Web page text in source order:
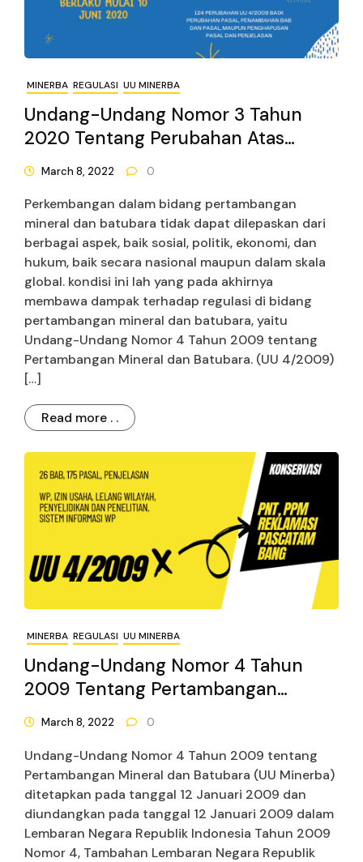
MINERBA REGULASI UU MINERBA
Undang-Undang Nomor 3 Tahun
2020 Tentang Perubahan Atas
Undang-Undang Nomor 4 Tahun
2009 Tentang Pertambangan
Mineral Dan Batubara
March 8, 2022 0
Perkembangan dalam bidang pertambangan
mineral dan batubara tidak dapat dilepaskan dari
berbagai aspek, baik sosial, politik, ekonomi, dan
hukum, baik secara nasional maupun dalam skala
global. kondisi ini lah yang pada akhirnya
membawa dampak terhadap regulasi di bidang
pertambangan mineral dan batubara, yaitu
Undang-Undang Nomor 4 Tahun 2009 tentang
Pertambangan Mineral dan Batubara. (UU 4/2009)
[…]
Read more . .
MINERBA REGULASI UU MINERBA
Undang-Undang Nomor 4 Tahun
2009 Tentang Pertambangan
Mineral Dan Batubara
March 8, 2022 0
Undang-Undang Nomor 4 Tahun 2009 tentang
Pertambangan Mineral dan Batubara (UU Minerba)
ditetapkan pada tanggal 12 Januari 2009 dan
diundangkan pada tanggal 12 Januari 2009 dalam
Lembaran Negara Republik Indonesia Tahun 2009
Nomor 4, Tambahan Lembaran Negara Republik